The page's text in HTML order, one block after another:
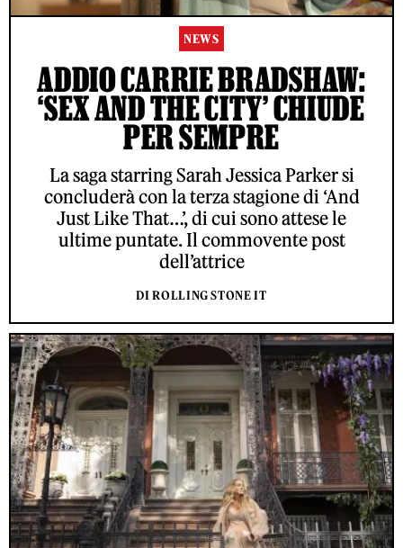
NEWS
ADDIO CARRIE BRADSHAW:
‘SEX AND THE CITY’ CHIUDE
PER SEMPRE
La saga starring Sarah Jessica Parker si
concluderà con la terza stagione di ‘And
Just Like That…’, di cui sono attese le
ultime puntate. Il commovente post
dell’attrice
DI ROLLING STONE IT